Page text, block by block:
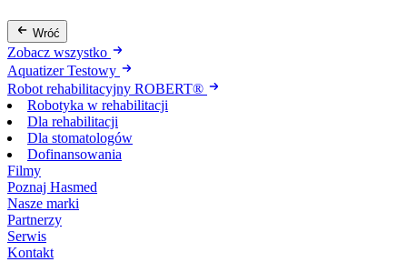
Wróć
Zobacz wszystko
Aquatizer Testowy
Robot rehabilitacyjny ROBERT®
Robotyka w rehabilitacji
Dla rehabilitacji
Dla stomatologów
Dofinansowania
Filmy
Poznaj Hasmed
Nasze marki
Partnerzy
Serwis
Kontakt